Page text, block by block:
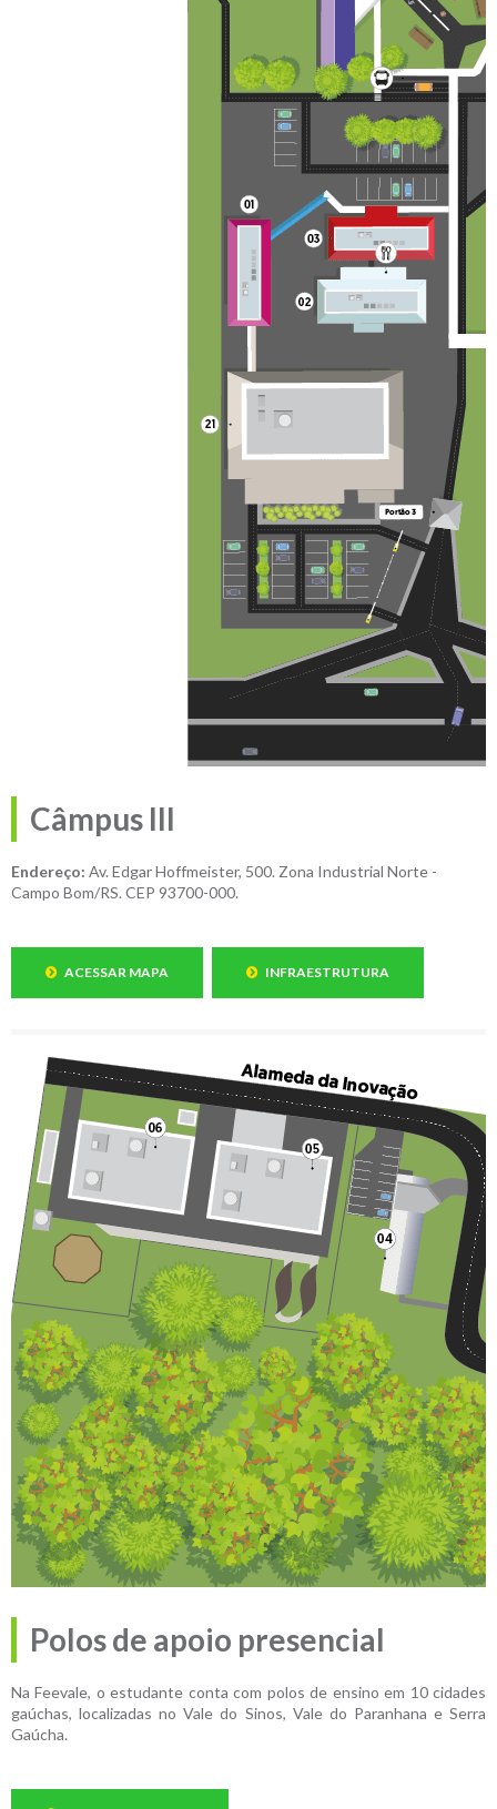
Câmpus III
Endereço: Av. Edgar Hoffmeister, 500. Zona Industrial Norte -
Campo Bom/RS. CEP 93700-000.
ACESSAR MAPA INFRAESTRUTURA
Polos de apoio presencial
Na Feevale, o estudante conta com polos de ensino em 10 cidades
gaúchas, localizadas no Vale do Sinos, Vale do Paranhana e Serra
Gaúcha.